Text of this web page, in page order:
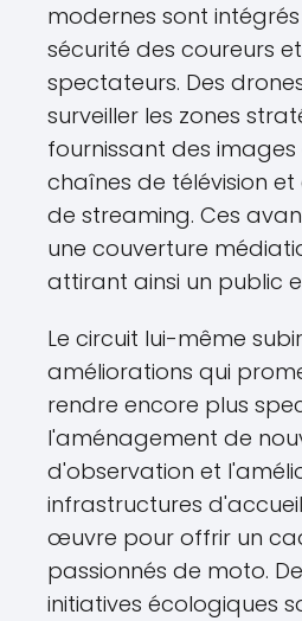
modernes sont
sécurité des coureurs
spectateurs. Des
surveiller les zones
fournissant des
chaînes de télévision
de streaming. Ces
une couverture
attirant ainsi un public
Le circuit lui-même
améliorations qui
rendre encore plus
l'aménagement de
d'observation et
infrastructures
œuvre pour offrir un
passionnés de moto.
initiatives écologiques